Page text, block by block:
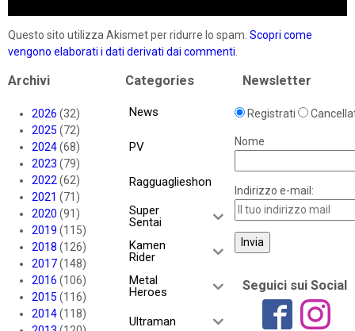
Questo sito utilizza Akismet per ridurre lo spam. Scopri come
vengono elaborati i dati derivati dai commenti.
Archivi
2026 (32)
2025 (72)
2024(68)
2023 (79)
2022(62)
2021 (71)
2020 (91)
2019 (115)
2018 (126)
2017(148)
2016 (106)
2015 (116)
2014(118)
Categories
News
PV
Ragguaglieshon
Super
Sentai
Kamen
Rider
Metal
Heroes
Ultraman
Newsletter
Registrati
Nome
Indirizzo e-mail:
Seguici sui Social